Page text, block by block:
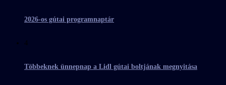
2026-os gútai programnaptár
4
Többeknek ünnepnap a Lidl gútai boltjának megnyitása